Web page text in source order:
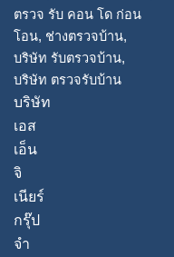
บริษัท
เอส
เอ็น
จิ
เนียร์
กรุ๊ป
จํา